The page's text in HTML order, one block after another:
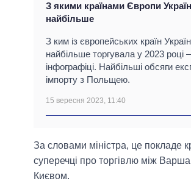
З якими країнами Європи
найбільше
З ким із європейських країн
найбільше торгувала у 2023 році
інфографіці. Найбільші обсяги
імпорту з Польщею.
15 вересня 2023, 11:40
За словами міністра, це покладе
суперечці про торгівлю між
Києвом.